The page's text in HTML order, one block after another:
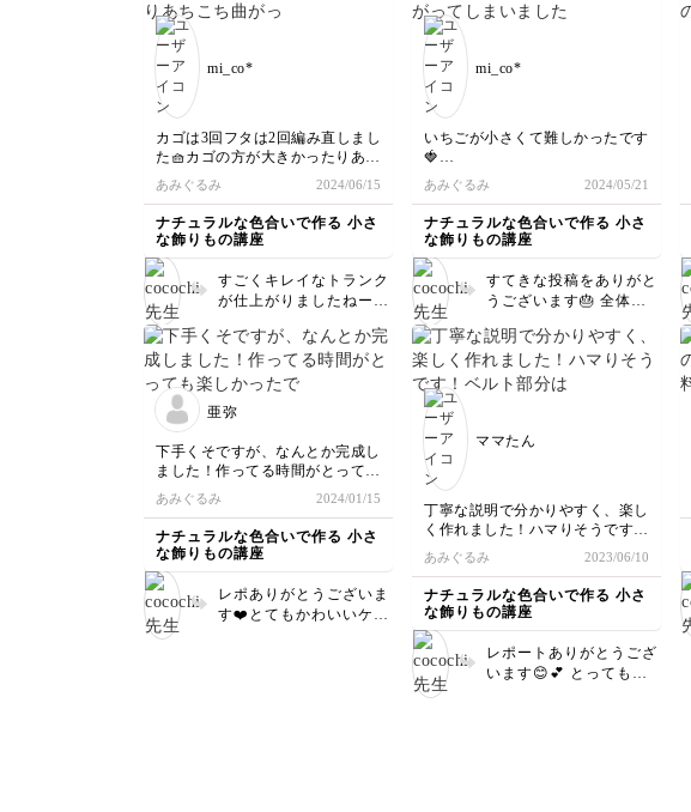
mi_co*
カゴは3回フタは2回編み直しまし
た🧺カゴの方が大きかったりあち
こち曲がっているけど完成できて
よかったです😊達成感しかあり
ません🍀
あみぐるみ 2024/06/15
ナチュラルな色合いで作る 小さ
な飾りもの講座
すごくキレイなトランク
が仕上がりましたねー😍
って、ほんとにすごい👏
です☺️ 達成感ありまし
たよね💕 お疲れ様でし
た✨
mi_co*
いちごが小さくて難しかったです
🍓
ケーキ台の足の部分が曲がってし
まいました。次はそこに気をつけ
て作ろうと思います。不格好だけ
ど可愛くできて大満足です😊
あみぐるみ 2024/05/21
ナチュラルな色合いで作る 小さ
な飾りもの講座
すてきな投稿をありがと
うございます🎂 全体の
ーキです💕 いちご小さ
くて編むの難しいですよ
ね。私もいまだに苦戦し
ぜひ編んでみて下さい☺️
亜弥
下手くそですが、なんとか完成し
ました！作ってる時間がとっても
楽しかったです！
あみぐるみ 2024/01/15
ナチュラルな色合いで作る 小さ
な飾りもの講座
レポありがとうございま
す❤️とてもかわいいケー
ママたん
丁寧な説明で分かりやすく、楽し
く作れました！ハマりそうです！
ベルト部分は本革にしてみまし
た。
あみぐるみ 2023/06/10
ナチュラルな色合いで作る 小さ
な飾りもの講座
レポートありがとうござ
います😊💕 とってもキ